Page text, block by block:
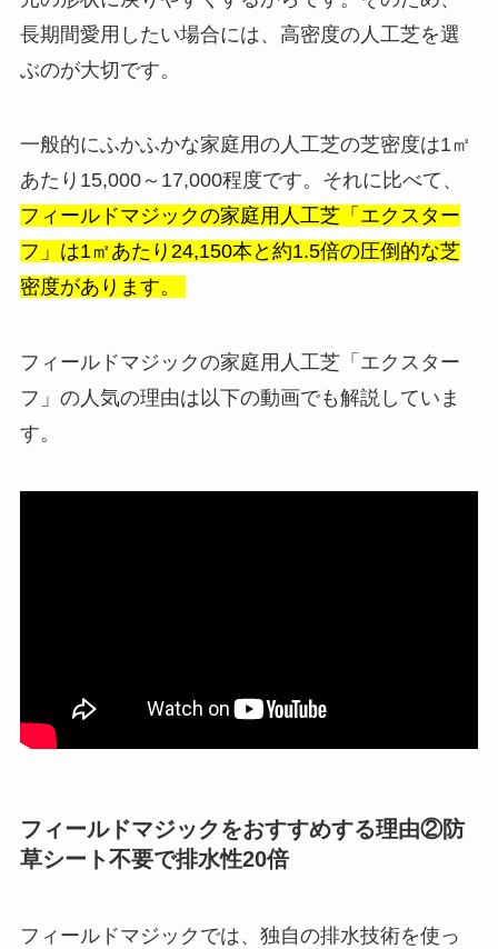
長期間愛用したい場合には、高密度の人工芝を選
ぶのが大切です。
一般的にふかふかな家庭用の人工芝の芝密度は1㎡
あたり15,000～17,000程度です。それに比べて、
フィールドマジックの家庭用人工芝「エクスター
フ」は1㎡あたり24,150本と約1.5倍の圧倒的な芝
密度があります。
フィールドマジックの家庭用人工芝「エクスター
フ」の人気の理由は以下の動画でも解説していま
す。
フィールドマジックをおすすめする理由②防
草シート不要で排水性20倍
フィールドマジックでは、独自の排水技術を使っ